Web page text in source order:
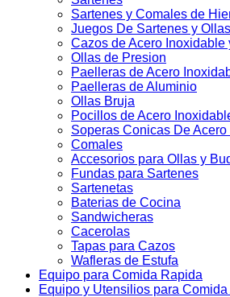
Sartenes y Comales de
Juegos De Sartenes y Ollas
Cazos de Acero Inoxidable
Ollas de Presion
Paelleras de Acero
Paelleras de Aluminio
Ollas Bruja
Pocillos de Acero
Soperas Conicas De
Comales
Accesorios para Ollas y
Fundas para Sartenes
Sartenetas
Baterias de Cocina
Sandwicheras
Cacerolas
Tapas para Cazos
Wafleras de Estufa
Equipo para Comida Rapida
Equipo y Utensilios para Comida